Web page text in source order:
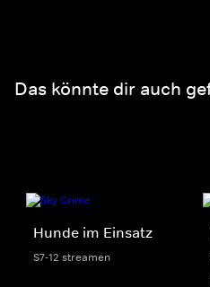
Das könnte dir auch
Hunde im Einsatz
S7-12 streamen